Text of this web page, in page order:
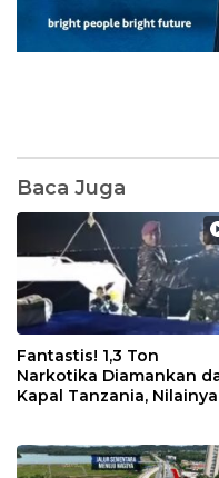
Baca Juga
Fantastis! 1,3 Ton
Narkotika Diamankan
Kapal Tanzania, Nilainya